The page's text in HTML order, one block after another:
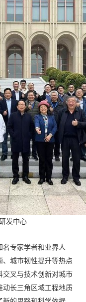
发中心
专家学者和业界人
城市韧性提升等热点
交叉与技术创新对城市
动长三角区域工程地质